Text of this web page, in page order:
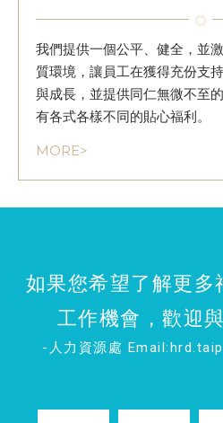
我們提供一個公平、健全，並
質環境，讓員工在獲得充份支
與成長，並提供同仁無微不至
有各式各樣不同的貼心福利。
MORE>
如果您希望了解更多
工作機會，歡迎
-人力資源處 Email: